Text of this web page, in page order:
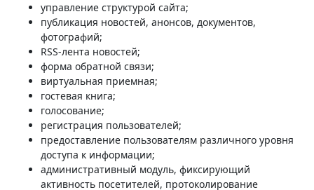
управление структурой сайта;
публикация новостей, анонсов, документов,
фотографий;
RSS-лента новостей;
форма обратной связи;
виртуальная приемная;
гостевая книга;
голосование;
регистрация пользователей;
предоставление пользователям различного уровня
доступа к информации;
административный модуль, фиксирующий
активность посетителей, протоколирование